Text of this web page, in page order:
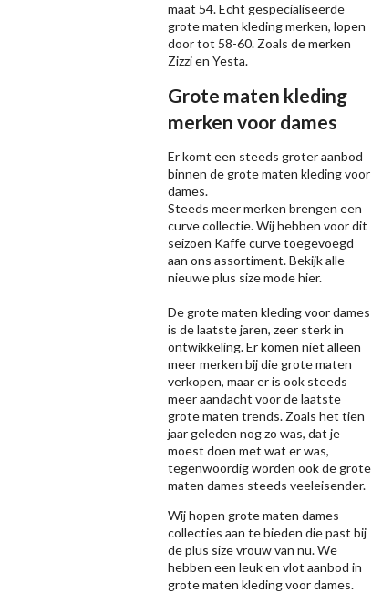
maat 54. Echt gespecialiseerde
grote maten kleding merken, lopen
door tot 58-60. Zoals de merken
Zizzien Yesta.
Grote maten kleding
merken voor dames
Er komt een steeds groter aanbod
binnen de grote maten kleding voor
dames.
Steeds meer merken brengen een
curve collectie. Wij hebben voor dit
seizoen Kaffecurve toegevoegd
aan ons assortiment. Bekijk alle
nieuweplus size modehier.
De grote maten kleding voor dames
is de laatste jaren, zeer sterk in
ontwikkeling. Er komen niet alleen
meer merken bij die grote maten
verkopen, maar er is ook steeds
meer aandacht voor de laatste
grote maten trends. Zoals het tien
jaar geleden nog zo was, dat je
moest doen met wat er was,
tegenwoordig worden ook de grote
maten dames steeds veeleisender.
Wij hopen grote maten dames
collecties aan te bieden die past bij
de plus size vrouw van nu. We
hebben een leuk en vlot aanbod in
grote maten kleding voor dames.